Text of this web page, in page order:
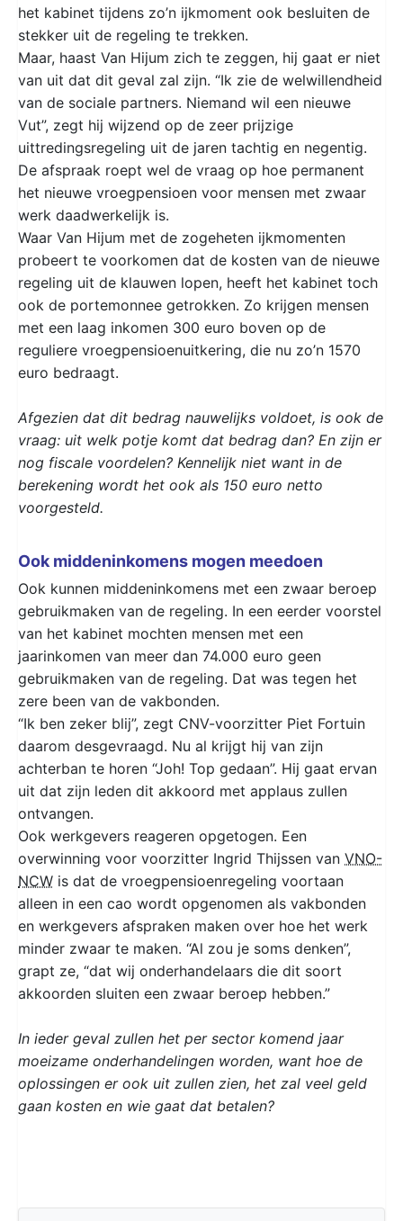
het kabinet tijdens zo’n ijkmoment ook besluiten de
stekker uit de regeling te trekken.
Maar, haast Van Hijum zich te zeggen, hij gaat er niet
van uit dat dit geval zal zijn. “Ik zie de welwillendheid
van de sociale partners. Niemand wil een nieuwe
Vut”, zegt hij wijzend op de zeer prijzige
uittredingsregeling uit de jaren tachtig en negentig.
De afspraak roept wel de vraag op hoe permanent
het nieuwe vroegpensioen voor mensen met zwaar
werk daadwerkelijk is.
Waar Van Hijum met de zogeheten ijkmomenten
probeert te voorkomen dat de kosten van de nieuwe
regeling uit de klauwen lopen, heeft het kabinet toch
ook de portemonnee getrokken. Zo krijgen mensen
met een laag inkomen 300 euro boven op de
reguliere vroegpensioenuitkering, die nu zo’n 1570
euro bedraagt.
Afgezien dat dit bedrag nauwelijks voldoet, is ook de
vraag: uit welk potje komt dat bedrag dan? En zijn er
nog fiscale voordelen? Kennelijk niet want in de
berekening wordt het ook als 150 euro netto
voorgesteld.
Ook middeninkomens mogen meedoen
Ook kunnen middeninkomens met een zwaar beroep
gebruikmaken van de regeling. In een eerder voorstel
van het kabinet mochten mensen met een
jaarinkomen van meer dan 74.000 euro geen
gebruikmaken van de regeling. Dat was tegen het
zere been van de vakbonden.
“Ik ben zeker blij”, zegt CNV-voorzitter Piet Fortuin
daarom desgevraagd. Nu al krijgt hij van zijn
achterban te horen “Joh! Top gedaan”. Hij gaat ervan
uit dat zijn leden dit akkoord met applaus zullen
ontvangen.
Ook werkgevers reageren opgetogen. Een
overwinning voor voorzitter Ingrid Thijssen van VNO-
NCW is dat de vroegpensioenregeling voortaan
alleen in een cao wordt opgenomen als vakbonden
en werkgevers afspraken maken over hoe het werk
minder zwaar te maken. “Al zou je soms denken”,
grapt ze, “dat wij onderhandelaars die dit soort
akkoorden sluiten een zwaar beroep hebben.”
In ieder geval zullen het per sector komend jaar
moeizame onderhandelingen worden, want hoe de
oplossingen er ook uit zullen zien, het zal veel geld
gaan kosten en wie gaat dat betalen?